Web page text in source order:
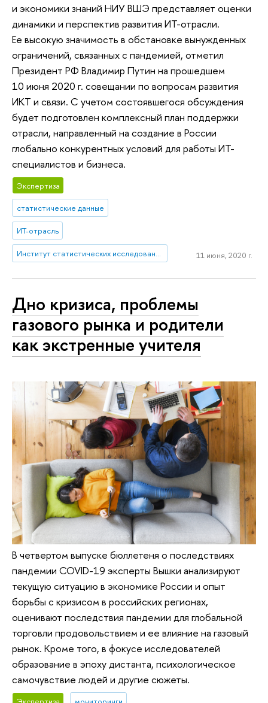
и экономики знаний НИУ ВШЭ представляет оценки
динамики и перспектив развития ИТ-отрасли.
Ее высокую значимость в обстановке вынужденных
ограничений, связанных с пандемией, отметил
Президент РФ Владимир Путин на прошедшем
10 июня 2020 г. совещании по вопросам развития
ИКТ и связи. С учетом состоявшегося обсуждения
будет подготовлен комплексный план поддержки
отрасли, направленный на создание в России
глобально конкурентных условий для работы ИТ-
специалистов и бизнеса.
Экспертиза
статистические данные
ИТ-отрасль
Институт статистических исследований и экономики знаний 11 июня, 2020 г.
Дно кризиса, проблемы
газового рынка и родители
как экстренные учителя
В четвертом выпуске бюллетеня о последствиях
пандемии COVID-19 эксперты Вышки анализируют
текущую ситуацию в экономике России и опыт
борьбы с кризисом в российских регионах,
оценивают последствия пандемии для глобальной
торговли продовольствием и ее влияние на газовый
рынок. Кроме того, в фокусе исследователей
образование в эпоху дистанта, психологическое
самочувствие людей и другие сюжеты.